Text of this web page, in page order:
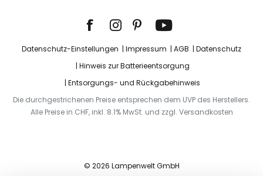
Datenschutz-Einstellungen Impressum AGB
Datenschutz
Hinweis zur Batterieentsorgung
Entsorgungs- und Rückgabehinweis
Die durchgestrichenen Preise entsprechen dem UVP des Herstellers.
Alle Preise in CHF, inkl. 8.1% MwSt. und zzgl. Versandkosten
© 2026 Lampenwelt GmbH